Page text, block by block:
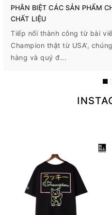
PHÂN BIỆT CÁC SẢN PHẨM
CHẤT LIỆU
Tiếp nối thành công từ bài
Champion thật từ USA’,
hàng và quý đ...